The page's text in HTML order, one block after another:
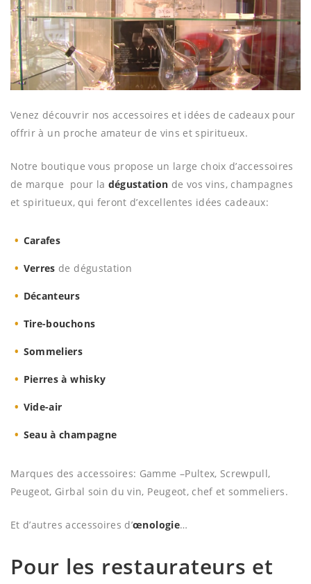
Venez découvrir nos accessoires et idées de cadeaux pour
offrir à un proche amateur de vins et spiritueux.
Notre boutique vous propose un large choix d’accessoires
de marque pour la dégustation de vos vins, champagnes
et spiritueux, qui feront d’excellentes idées cadeaux:
Carafes
Verres de dégustation
Décanteurs
Tire-bouchons
Sommeliers
Pierres à whisky
Vide-air
Seau à champagne
Marques des accessoires: Gamme –Pultex, Screwpull,
Peugeot, Girbal soin du vin, Peugeot, chef et sommeliers.
Et d’autres accessoires d’œnologie…
Pour les restaurateurs et